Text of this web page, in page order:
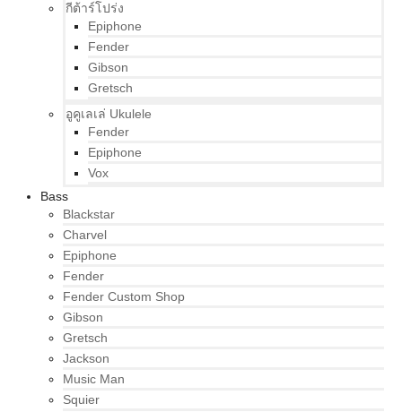
กีต้าร์โปร่ง
Epiphone
Fender
Gibson
Gretsch
อูคูเลเล่ Ukulele
Fender
Epiphone
Vox
Bass
Blackstar
Charvel
Epiphone
Fender
Fender Custom Shop
Gibson
Gretsch
Jackson
Music Man
Squier